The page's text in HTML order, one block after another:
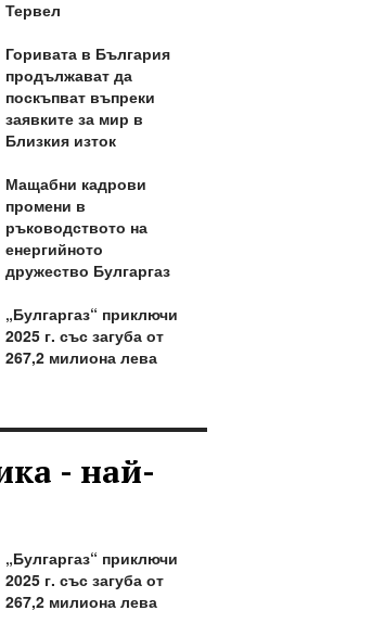
Тервел
Горивата в България
продължават да
поскъпват въпреки
заявките за мир в
Близкия изток
Мащабни кадрови
промени в
ръководството на
енергийното
дружество Булгаргаз
„Булгаргаз“ приключи
2025 г. със загуба от
267,2 милиона лева
- най-
„Булгаргаз“ приключи
2025 г. със загуба от
267,2 милиона лева